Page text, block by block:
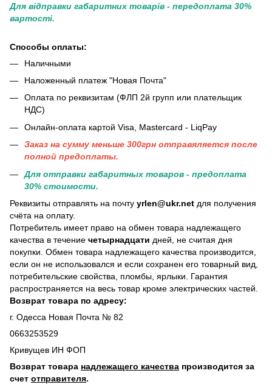
Для відправки габаритних товарів - передоплата 30%
вартості.
Способы оплаты:
Наличными
Наложенный платеж "Новая Почта"
Оплата по реквизитам (ФЛП 2й групп или плательщик
НДС)
Онлайн-оплата картой Visa, Mastercard - LiqPay
Заказ на сумму меньше 300грн отправяляется после
полной предоплаты.
Для отправки габаритных товаров - предоплата
30% стоимости.
Реквизиты отправлять на почту yrlen@ukr.net для получения
счёта на оплату.
Потребитель имеет право на обмен товара надлежащего
качества в течение четырнадцати дней, не считая дня
покупки. Обмен товара надлежащего качества производится,
если он не использовался и если сохранен его товарный вид,
потребительские свойства, пломбы, ярлыки. Гарантия
распространяется на весь товар кроме электрических частей.
Возврат товара по адресу:
г. Одесса Новая Почта № 82
0663253529
Кривущев ИН ФОП
Возврат товара надлежащего качества производится за
счет отправителя.